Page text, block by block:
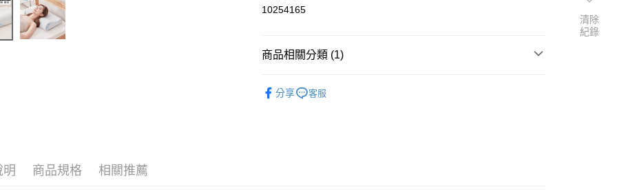
全盈+PAY
10254165
商品相關分類 (1)
分享
客服
明 商品規格 相關推薦
清除
紀錄